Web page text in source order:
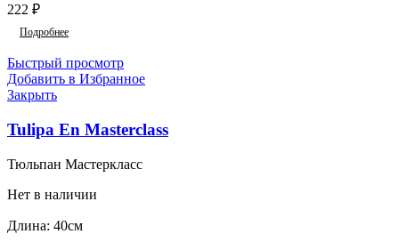
222 ₽
Подробнее
Быстрый просмотр
Добавить в Избранное
Закрыть
Tulipa En Masterclass
Тюльпан Мастеркласс
Нет в наличии
Длина: 40см